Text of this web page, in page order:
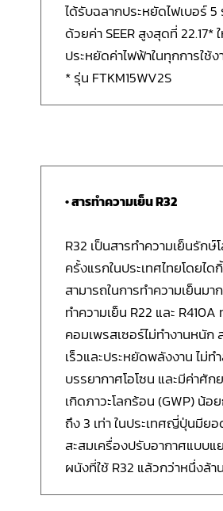
ได้รับฉลากประหยัดไฟเบอร์ 5
ด้วยค่า SEER สูงสุดที่ 22.17*
ประหยัดค่าไฟฟ้าในทุกการใช้ง
* รุ่น FTKM15WV2S
• สารทำความเย็น R32
R32 เป็นสารทำความเย็นรักษ์
ครั้งแรกในประเทศไทยโดยได
สามารถในการทำความเย็นมา
ทำความเย็น R22 และ R410A
คอมเพรสเซอร์ไม่ทำงานหนัก
เร็วและประหยัดพลังงาน ไม่ท
บรรยากาศโอโซน และมีค่าศั
เกิดภาวะโลกร้อน (GWP) น้อ
ถึง 3 เท่า ในประเทศญี่ปุ่นมีย
สะสมเครื่องปรับอากาศแบบ
ผนังที่ใช้ R32 แล้วกว่าหนึ่งล้า